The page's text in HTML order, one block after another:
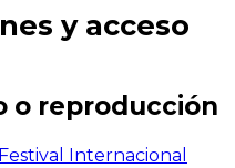
y acceso
o reproducción
Internacional